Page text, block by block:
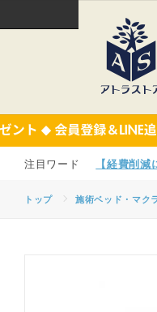
【経費削
トップ 施術ベッド・マク